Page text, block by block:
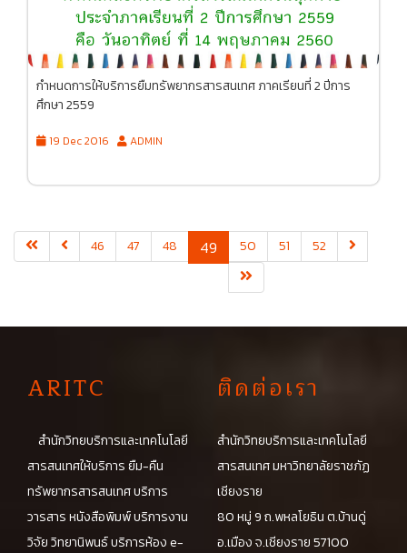
กำหนดการให้บริการยืมทรัพยากรสารสนเทศ ภาคเรียนที่ 2 ปีการ
ศึกษา 2559
19 Dec 2016 ADMIN
46 47 48 49 (current)
50 51 52
ARITC
สำนักวิทยบริการและเทคโนโลยี
สารสนเทศให้บริการ ยืม-คืน
ทรัพยากรสารสนเทศ บริการ
วารสาร หนังสือพิมพ์ บริการงาน
วิจัย วิทยานิพนธ์ บริการห้อง e-
ติดต่อเรา
สำนักวิทยบริการและเทคโนโลยี
สารสนเทศ มหาวิทยาลัยราชภัฏ
เชียงราย
80 หมู่ 9 ถ.พหลโยธิน ต.บ้านดู่
อ.เมือง จ.เชียงราย 57100